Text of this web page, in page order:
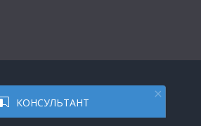
КОНСУЛЬТАНТ